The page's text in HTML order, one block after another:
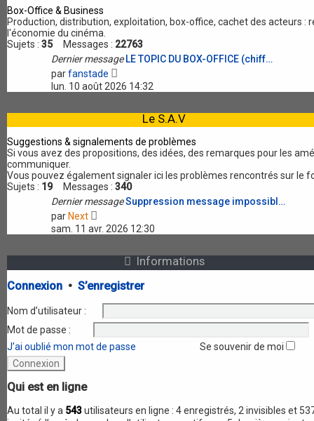
m
s
s
a
g
e
l
d
r
e
s
s
g
Box-Office & Business
Production, distribution, exploitation, box-office, cachet des acteurs :
l'économie du cinéma.
Sujets : 35Messages : 22763
Dernier message LE TOPIC DU BOX-OFFICE (chiff…
parfanstade
o
i
l
e
e
r
i
e
r
e
s
g
e
lun. 10 août 2026 14:32
Le S.A.V
Suggestions & signalements de problèmes
Si vous avez des propositions, des idées, des remarques pour les
communiquer.
Vous pouvez également signaler ici les problèmes rencontrés sur le
Sujets : 19Messages : 340
Dernier messageSuppression message impossibl…
par Next
i
l
e
e
i
r
g
sam. 11 avr. 2026 12:30
Informations
Connexion • S’enregistrer
Nom d’utilisateur :
Mot de passe :
J’ai oublié mon mot de passe
Se souvenir de moi
Qui est en ligne
Au total il y a 543utilisateurs en ligne : 4 enregistrés, 2 invisibles et